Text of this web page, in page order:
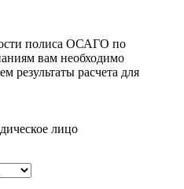
полиса ОСАГО по
вам необходимо
результаты расчета для
лицо